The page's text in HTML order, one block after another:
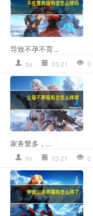
导致不孕不育...
bs 03-21 0
家务繁多，...
fm 03-21 0